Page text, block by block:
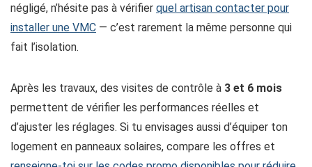
négligé, n’hésite pas à vérifier quel artisan contacter pour
installer une VMC — c’est rarement la même personne qui
fait l’isolation.
Après les travaux, des visites de contrôle à 3 et 6 mois
permettent de vérifier les performances réelles et
d’ajuster les réglages. Si tu envisages aussi d’équiper ton
logement en panneaux solaires, compare les offres et